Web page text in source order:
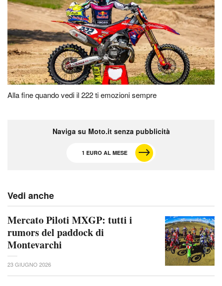
Alla fine quando vedi il 222 ti emozioni sempre
Naviga su Moto.it senza pubblicità
1 EURO AL MESE
Vedi anche
Mercato Piloti MXGP: tutti i
rumors del paddock di
Montevarchi
23 GIUGNO 2026